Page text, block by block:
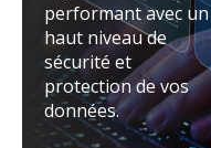
performant avec un
haut niveau de
sécurité et
protection de vos
données.